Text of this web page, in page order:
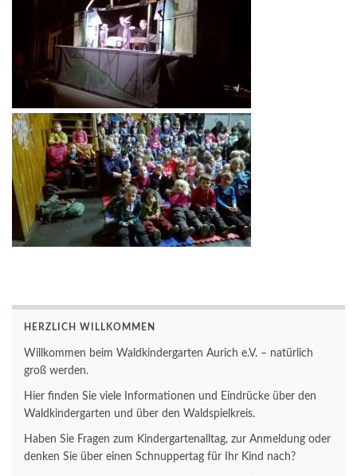
HERZLICH WILLKOMMEN
Willkommen beim Waldkindergarten Aurich e.V. – natürlich
groß werden.
Hier finden Sie viele Informationen und Eindrücke über den
Waldkindergarten und über den Waldspielkreis.
Haben Sie Fragen zum Kindergartenalltag, zur Anmeldung oder
denken Sie über einen Schnuppertag für Ihr Kind nach?